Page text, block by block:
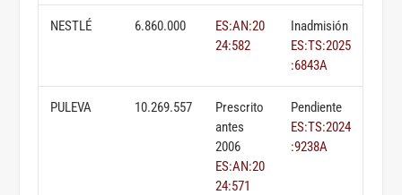
NESTLÉ 6.860.000
ES:AN:20
24:582
Inadmisión
ES:TS:2025
:6843A
PULEVA 10.269.557
Prescrito
antes
2006
ES:AN:20
24:571
Pendiente
ES:TS:2024
:9238A